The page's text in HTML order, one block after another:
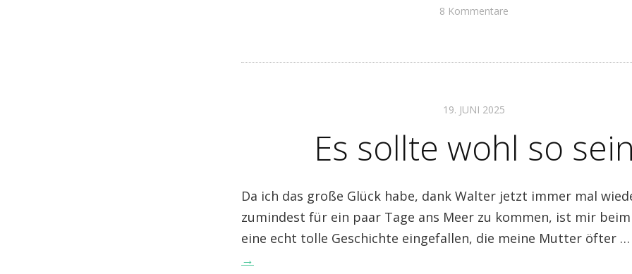
8 Kommentare
19. JUNI 2025
Es sollte wohl so sein
Da ich das große Glück habe, dank Walter jetzt immer mal
zumindest für ein paar Tage ans Meer zu kommen, ist mir
eine echt tolle Geschichte eingefallen, die meine Mutter öfter …
→